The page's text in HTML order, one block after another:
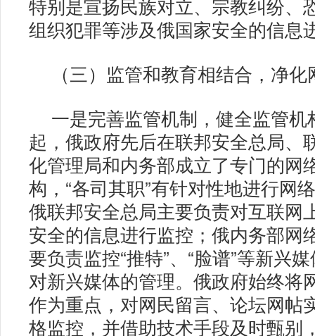
特别是宣扬民族对立、宗教纠纷、
组织犯罪等涉及俄国家安全的信息
（三）监管和教育相结合，净
一是完善监管机制，健全监管机
起，俄政府先后在联邦安全总局、
化管理局和内务部成立了专门的网
构，“各司其职”有针对性地进行网
俄联邦安全总局主要负责对互联网
安全的信息进行监控；俄内务部网
要负责监控“推特”、“脸谱”等新兴
对新兴媒体的管理。俄政府始终将
作为重点，对网民留言、论坛网帖
格监控，并借助技术手段及时甄别